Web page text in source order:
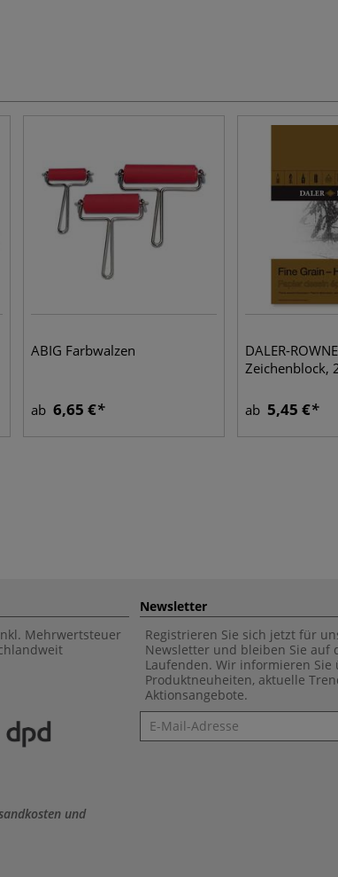
ABIG Farbwalzen
ab 6,65 €
DALER-
Zeichenblock,
ab 5,45 €
Mehrwertsteuer
und
Newsletter
Registrieren Sie sich jetzt für
Newsletter und bleiben Sie auf
Laufenden. Wir informieren Sie
Produktneuheiten, aktuelle
Aktionsangebote.
Newsletter